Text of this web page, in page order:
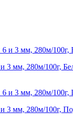
3 мм, 280м/100г,
3 мм, 280м/100г,